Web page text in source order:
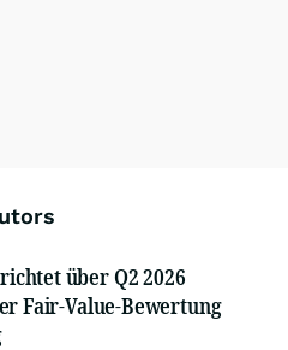
über Q2 2026
Fair-Value-Bewertung